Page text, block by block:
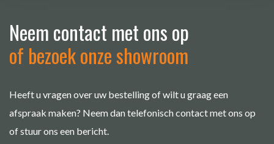
Neem contact met ons op
of bezoek onze showroom
Heeft u vragen over uw bestelling of wilt u graag een
afspraak maken? Neem dan telefonisch contact met ons op
of stuur ons een bericht.